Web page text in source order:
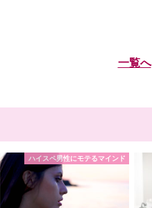
一覧へ
ハイスペ男性にモテるマインド